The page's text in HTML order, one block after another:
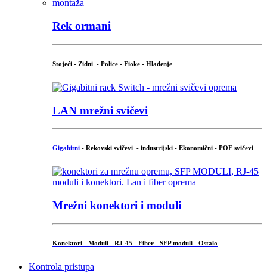
Rek ormani
Stojeći - Zidni - Police - Fioke - Hlađenje
LAN mrežni svičevi
Gigabitni - Rekovski svičevi - industrijski - Ekonomični - POE svičevi
Mrežni konektori i moduli
Konektori - Moduli - RJ-45 - Fiber - SFP moduli - Ostalo
Kontrola pristupa